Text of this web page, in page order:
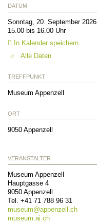
DATUM
Sonntag, 20. September 2026
15.00 bis 16.00 Uhr
In Kalender speichern
Alle Daten
TREFFPUNKT
Museum Appenzell
ORT
9050 Appenzell
VERANSTALTER
Museum Appenzell
Hauptgasse 4
9050 Appenzell
Tel. +41 71 788 96 31
museum@appenzell.ch
museum.ai.ch